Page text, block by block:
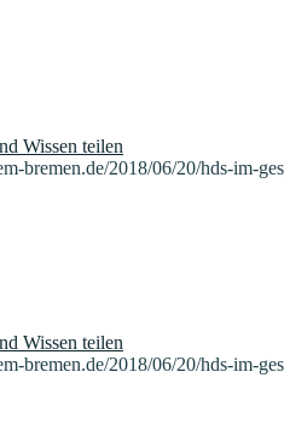
bremen.de/2018/06/20/hds-im-
bremen.de/2018/06/20/hds-im-